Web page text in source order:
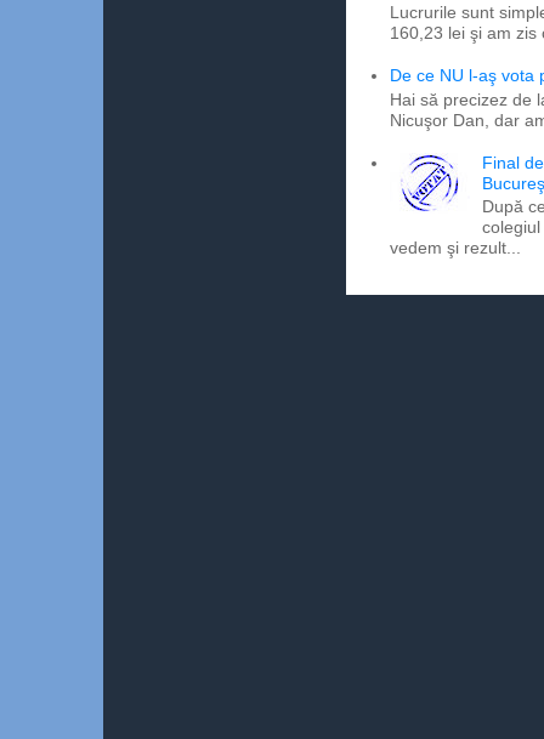
Lucrurile sunt
160,23 lei şi am
De ce NU l-aş vota
Hai să precizez de
Nicuşor Dan, dar
Final
După
vedem şi rezult...